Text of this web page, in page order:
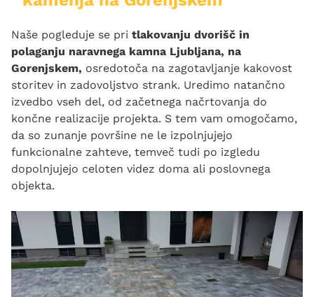
Naše pogleduje se pri tlakovanju dvorišč in
polaganju naravnega kamna Ljubljana, na
Gorenjskem, osredotoča na zagotavljanje kakovost
storitev in zadovoljstvo strank. Uredimo natančno
izvedbo vseh del, od začetnega načrtovanja do
končne realizacije projekta. S tem vam omogočamo,
da so zunanje površine ne le izpolnjujejo
funkcionalne zahteve, temveč tudi po izgledu
dopolnjujejo celoten videz doma ali poslovnega
objekta.​